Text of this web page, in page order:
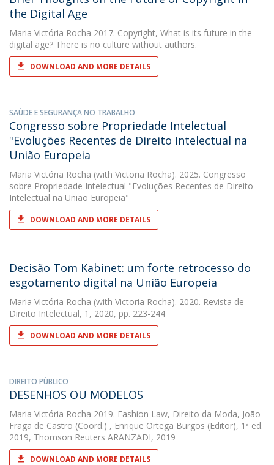
the Digital Age
Maria Victória Rocha 2017. Copyright, What is its future in the
digital age? There is no culture without authors.
DOWNLOAD AND MORE DETAILS
SAÚDE E SEGURANÇA NO TRABALHO
Congresso sobre Propriedade Intelectual
"Evoluções Recentes de Direito Intelectual na
União Europeia
Maria Victória Rocha (with Victoria Rocha). 2025. Congresso
sobre Propriedade Intelectual "Evoluções Recentes de Direito
Intelectual na União Europeia"
DOWNLOAD AND MORE DETAILS
Decisão Tom Kabinet: um forte retrocesso do
esgotamento digital na União Europeia
Maria Victória Rocha (with Victoria Rocha). 2020. Revista de
Direito Intelectual, 1, 2020, pp. 223-244
DOWNLOAD AND MORE DETAILS
DIREITO PÚBLICO
DESENHOS OU MODELOS
Maria Victória Rocha 2019. Fashion Law, Direito da Moda, João
Fraga de Castro (Coord.) , Enrique Ortega Burgos (Editor), 1ª ed.
2019, Thomson Reuters ARANZADI, 2019
DOWNLOAD AND MORE DETAILS